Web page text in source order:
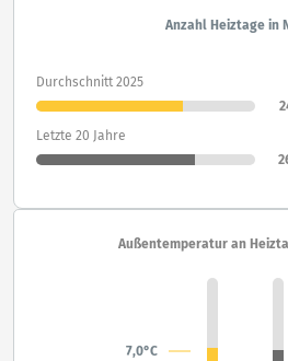
Anzahl Heiztage in
Durchschnitt 2025
Letzte 20 Jahre
Außentemperatur an
7,0°C